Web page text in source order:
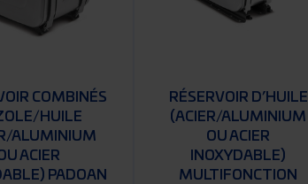
COMBINÉS
HUILE
ALUMINIUM
ACIER
PADOAN
RÉSERVOIR D’HUILE
(ACIER/ALUMINIUM
OU ACIER
INOXYDABLE)
MULTIFONCTION